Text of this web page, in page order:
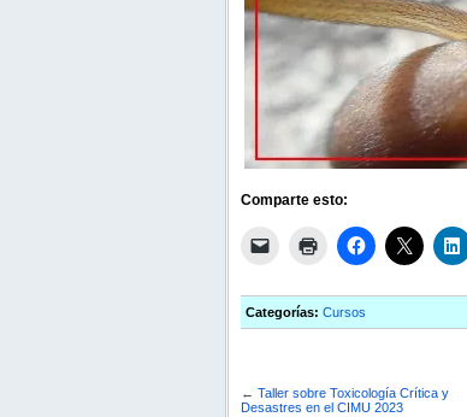
Comparte esto:
Categorías: Cursos
← Taller sobre Toxicología Crítica y
Desastres en el CIMU 2023